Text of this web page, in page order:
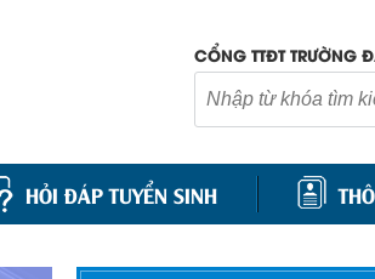
CỔNG TTĐT TRƯỜNG
HỎI ĐÁP TUYỂN SINH